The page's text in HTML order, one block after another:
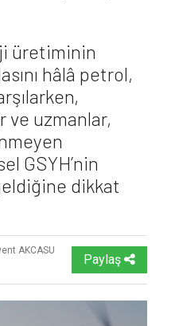
üretiminin
hâlâ petrol,
ve uzmanlar,
GSYH’nin
dikkat
AKCASU
Paylaş